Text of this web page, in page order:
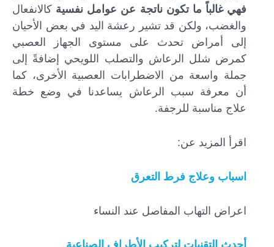
فهي غالباً ما تكون ناتجة عن عوامل نفسية كالانفعال
والغضب، ولكن قد تشير رعشة اليد في بعض الأحيان
إلى أمراض تحدث على مستوى الجهاز العصبي
كمرض شلل الرعاش والتصلب اللويحي إضافةً إلى
جملة واسعة من الاضطرابات العصبية الأخرى، كما
أن معرفة سبب الرعاش يساعدنا في وضع خطة
علاج مناسبة للرجفة.
اقرأ المزيد عن:
اسباب وعلاج فرط التعرق
اعراض التهاب المفاصل عند النساء